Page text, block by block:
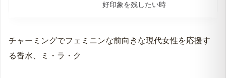
好印象を残したい時
チャーミングでフェミニンな前向きな現代女性を応援す
る香水、ミ・ラ・ク